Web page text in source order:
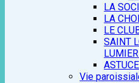
LA
LA
LE
SAINT
Vie